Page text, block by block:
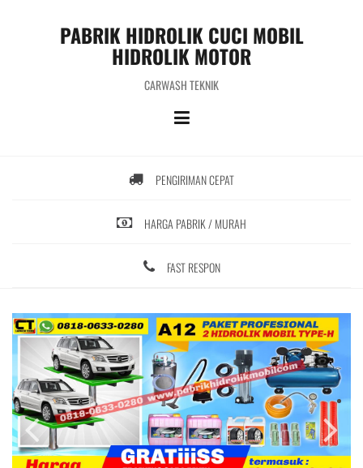
PABRIK HIDROLIK CUCI MOBIL
HIDROLIK MOTOR
CARWASH TEKNIK
PENGIRIMAN CEPAT
HARGA PABRIK / MURAH
FAST RESPON